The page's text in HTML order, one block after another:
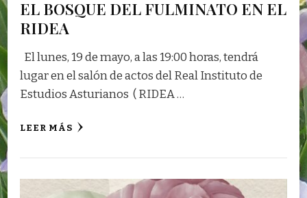
EL BOSQUE DEL FULMINATO EN EL
RIDEA
El lunes, 19 de mayo, a las 19:00 horas, tendrá
lugar en el salón de actos del Real Instituto de
Estudios Asturianos ( RIDEA …
LEER MÁS